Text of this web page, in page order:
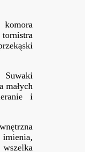
małych
i